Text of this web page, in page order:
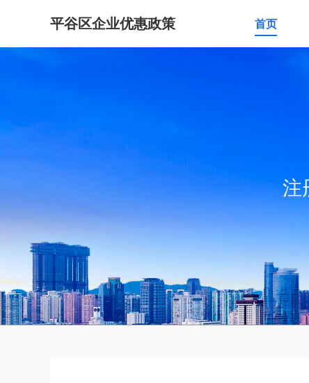
平谷区企业优惠政策 首页
注